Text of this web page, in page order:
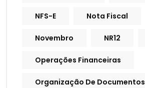
NFS-E Nota Fiscal
Novembro NR12
Operações Financeiras
Organização De Documentos